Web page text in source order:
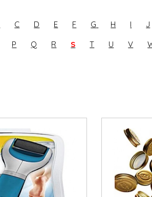
C D E F G H I J
P Q R S T U V